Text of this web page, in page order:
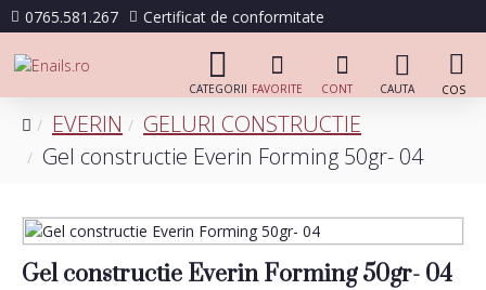
0765.581.267 Certificat de conformitate
EVERIN
GELURI CONSTRUCTIE
Gel constructie Everin Forming 50gr- 04
Gel constructie Everin Forming 50gr- 04